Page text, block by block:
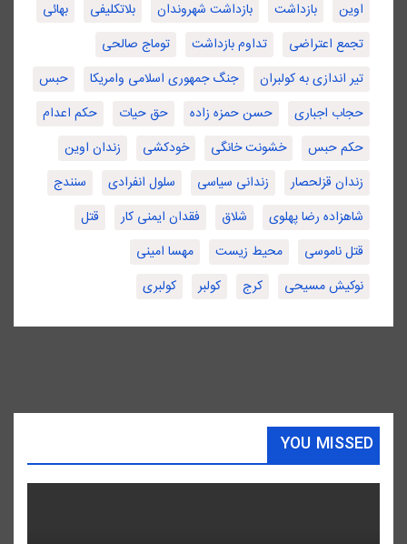
اوین بازداشت بازداشت شهروندان بلاتکلیفی
بهائی
تجمع اعتراضی
تداوم بازداشت
توماج صالحی
تیر اندازی به کولبران
جنگ جمهوری اسلامی وامریکا
حبس
حجاب اجباری
حسن حمزه زاده حق حیات
حکم اعدام
حکم حبس
خشونت خانگی خودکشی
زندان اوین
زندان قزلحصار
زندانی سیاسی سلول انفرادی
سنندج
شاهزاده رضا پهلوی
شلاق فقدان ایمنی کار
قتل
قتل ناموسی
محیط زیست
مهسا امینی
نوکیش مسیحی
کرج کولبر کولبری
YOU MISSED